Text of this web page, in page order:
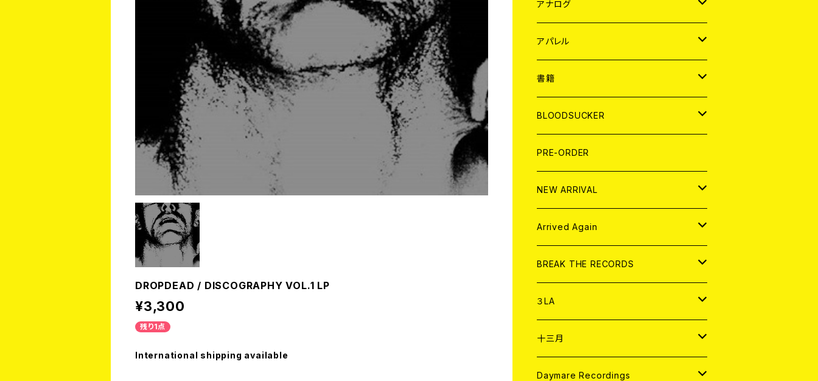
DROPDEAD / DISCOGRAPHY VOL.1 LP
¥3,300
残り1点
International shipping available
JAPAN
WORLD
アナログ
JAPAN
７EP
LP
WORLD
7EP
LP
アパレル
JAPAN
T-shirt
HOOD
WORLD
T-shirt
HOOD
書籍
MAGAZINE
BOLLOCKS
EL ZINE
写真集 (PHOTOBOOK)
BLOODSUCKER
CD
アナログ
アパレル
書籍
DIGITAL CONTENTS
PRE-ORDER
NEW ARRIVAL
CD
アナログ
Arrived Again
CD
アナログ
BREAK THE RECORDS
CD
ANALOG
アパレル
３LA
CD
ANALOG
十三月
CD
Daymare Recordings